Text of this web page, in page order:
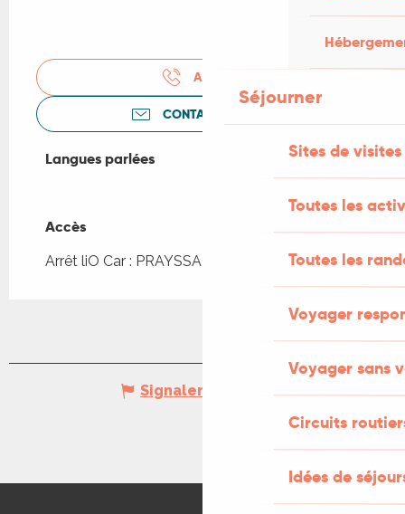
Séjourner
Sites de visites
Toutes les
Toutes les
Voyager
Voyager sans
Circuits
Idées de
APPELER
CONTACTEZ-NOUS
Langues parlées
Langues parlées
Accès
Accès
Arrêt liO Car : PRAYSSAC - Bourg à 333m
Signaler une erreur